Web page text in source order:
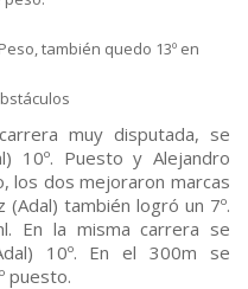
también quedo 13º en
muy disputada, se
10º. Puesto y Alejandro
los dos mejoraron marcas
también logró un 7º.
En la misma carrera se
10º. En el 300m se
puesto.